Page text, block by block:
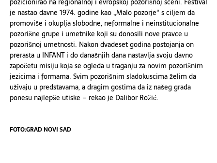
je nastao davne 1974. godine kao „Malo pozorje“ s ciljem da
promoviše i okuplja slobodne, neformalne i neinstitucionalne
pozorišne grupe i umetnike koji su donosili nove pravce u
pozorišnoj umetnosti. Nakon dvadeset godina postojanja on
prerasta u INFANT i do današnjih dana nastavlja svoju davno
započetu misiju koja se ogleda u traganju za novim pozorišnim
jezicima i formama. Svim pozorišnim sladokuscima želim da
uživaju u predstavama, a dragim gostima da iz našeg grada
ponesu najlepše utiske – rekao je Dalibor Rožić.
FOTO:GRAD NOVI SAD